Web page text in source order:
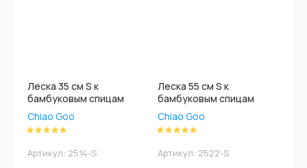
Леска 35 см S к
бамбуковым спицам
Chiao Goo
Артикул: 2514-S
Леска 55 см S к
бамбуковым спицам
Chiao Goo
Артикул: 2522-S